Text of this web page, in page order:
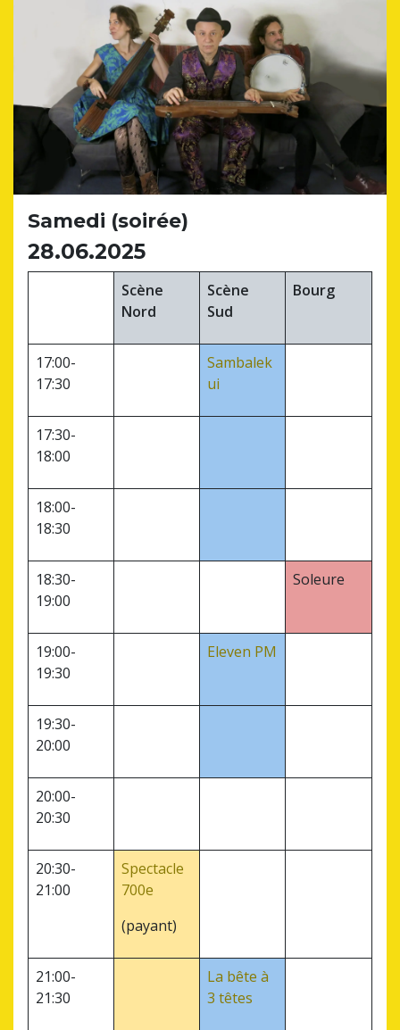
Samedi (soirée)
28.06.2025
Scène
Nord
Scène
Sud
Bourg
17:00-
17:30
Sambalek
ui
17:30-
18:00
18:00-
18:30
18:30-
19:00
Soleure
19:00-
19:30
Eleven PM
19:30-
20:00
20:00-
20:30
20:30-
21:00
Spectacle
700e
(payant)
21:00-
21:30
La bête à
3 têtes